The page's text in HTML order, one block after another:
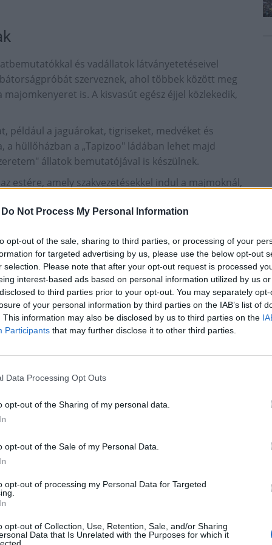
Do Not Process My Personal Information
opt-out of the sale, sharing to third parties, or processing of your
for targeted advertising by us, please use the below opt-out
selection. Please note that after your opt-out request is processed
interest-based ads based on personal information utilized by us
to third parties prior to your opt-out. You may separately
of your personal information by third parties on the IAB’s list of
This information may also be disclosed by us to third parties on the
Participants that may further disclose it to other third parties.
Data Processing Opt Outs
opt-out of the Sharing of my personal data.
opt-out of the Sale of my Personal Data.
opt-out of processing my Personal Data for Targeted
opt-out of Collection, Use, Retention, Sale, and/or Sharing
Data that Is Unrelated with the Purposes for which it
és vadállatok látványetetéseivel
szerveznek, ahol többek között meg
is. A kisvasút egész éjjel közlekedik,
például a jaguárokat, tigriseket, medvéket és
hüllőházban a „Tapizoo" ládában lehet majd
állatok bemutatójával is készülnek.
estére, amely szakvezetésekkel indul a majmoknál,
etetését is meg lehet majd tekinteni. Itt este
madárbemutató, és állatsimogató is.
vinni a közönséghez, ezért a helyszínre
Nemzeti Park és a Magyar Madártani
Bükk-hegység rovarvilágával, rovarevő
túrán részt venni, de tűzzsonglőr bemutatóval,
klasszikus zenei koncerttel és családi
világát ismerhetik meg az érdeklődők a
gyakorlott búvároknak pedig idén is lesz
pedig családi ügyességi
medvevicsorgással" várják a zseblámpával